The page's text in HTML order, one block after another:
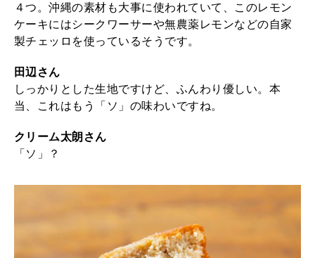
４つ。沖縄の素材も大事に使われていて、このレモン
ケーキにはシークワーサーや無農薬レモンなどの自家
製チェッロを使っているそうです。
田辺さん
しっかりとした生地ですけど、ふんわり優しい。本
当、これはもう「ソ」の味わいですね。
クリーム太朗さん
「ソ」？